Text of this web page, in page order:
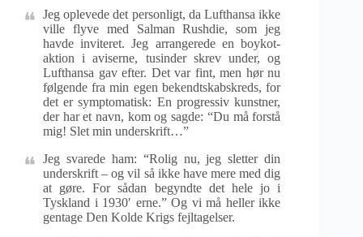
Jeg oplevede det personligt, da Lufthansa ikke
ville flyve med Salman Rushdie, som jeg
havde inviteret. Jeg arrangerede en boykot-
aktion i aviserne, tusinder skrev under, og
Lufthansa gav efter. Det var fint, men hør nu
følgende fra min egen bekendtskabskreds, for
det er symptomatisk: En progressiv kunstner,
der har et navn, kom og sagde: “Du må forstå
mig! Slet min underskrift…”
Jeg svarede ham: “Rolig nu, jeg sletter din
underskrift – og vil så ikke have mere med dig
at gøre. For sådan begyndte det hele jo i
Tyskland i 1930′ erne.” Og vi må heller ikke
gentage Den Kolde Krigs fejltagelser.